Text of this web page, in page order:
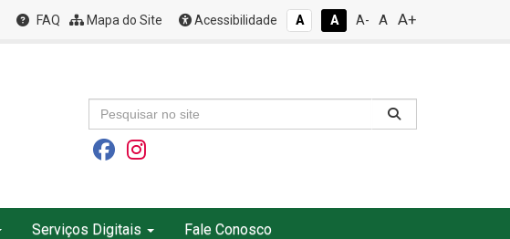
FAQ Mapa do Site Acessibilidade A A A- A A+
Serviços Digitais Fale Conosco